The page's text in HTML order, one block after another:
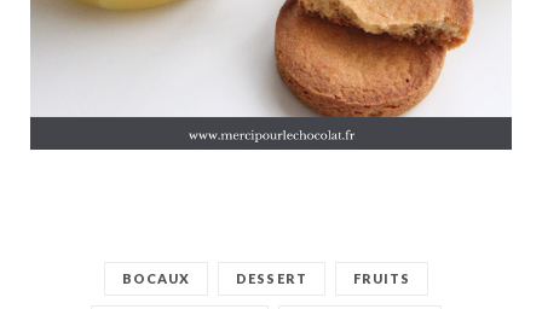
BOCAUX DESSERT FRUITS